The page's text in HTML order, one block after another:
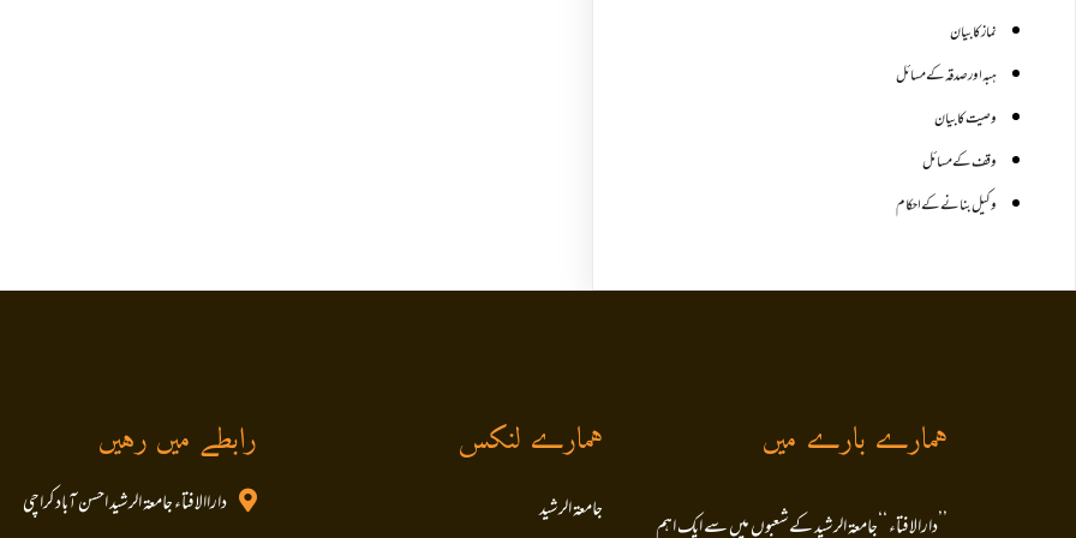
نماز کا بیان
ہبہ اور صدقہ کے مسائل
وصیت کا بیان
وقف کے مسائل
وکیل بنانے کے احکام
ہمارے بارے میں
’’دارالافتاء ‘‘جامعۃ الرشید کےشعبوں میں سے ایک اہم
ہمارے لنکس
جامعۃ الرشید
رابطے میں رہیں
داراالافتاء جامعۃ الرشید احسن آباد کراچی